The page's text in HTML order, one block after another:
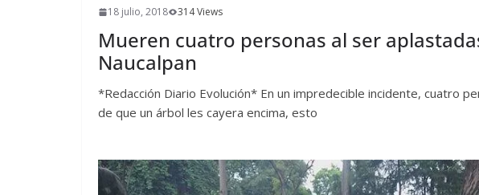
18 julio, 2018 314 Views
Mueren cuatro personas al ser
Naucalpan
*Redacción Diario Evolución* En un impredecible incidente, cuatro
de que un árbol les cayera encima, esto